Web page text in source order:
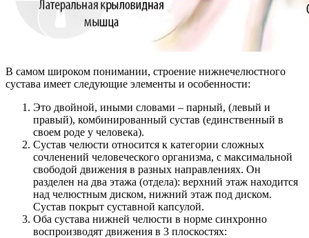
В самом широком понимании, строение нижнечелюстного
сустава имеет следующие элементы и особенности:
Это двойной, иными словами – парный, (левый и
правый), комбинированный сустав (единственный в
своем роде у человека).
Сустав челюсти относится к категории сложных
сочленений человеческого организма, с максимальной
свободой движения в разных направлениях. Он
разделен на два этажа (отдела): верхний этаж находится
над челюстным диском, нижний этаж под диском.
Сустав покрыт суставной капсулой.
Оба сустава нижней челюсти в норме синхронно
воспроизводят движения в 3 плоскостях: